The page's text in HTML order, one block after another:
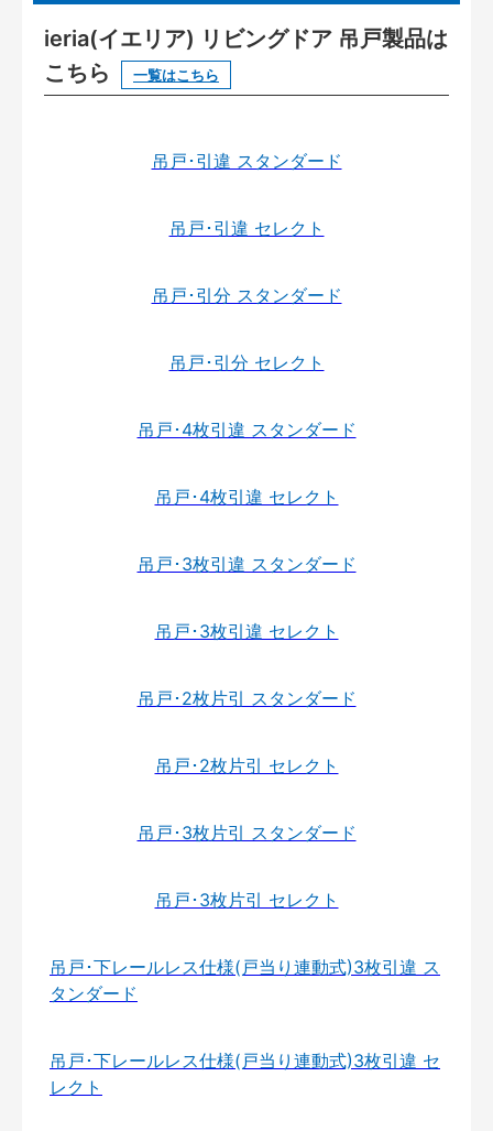
ieria(イエリア) リビングドア 吊戸製品は
こちら
一覧はこちら
吊戸･引違 スタンダード
吊戸･引違 セレクト
吊戸･引分 スタンダード
吊戸･引分 セレクト
吊戸･4枚引違 スタンダード
吊戸･4枚引違 セレクト
吊戸･3枚引違 スタンダード
吊戸･3枚引違 セレクト
吊戸･2枚片引 スタンダード
吊戸･2枚片引 セレクト
吊戸･3枚片引 スタンダード
吊戸･3枚片引 セレクト
吊戸･下レールレス仕様(戸当り連動式)3枚引違 ス
タンダード
吊戸･下レールレス仕様(戸当り連動式)3枚引違 セ
レクト